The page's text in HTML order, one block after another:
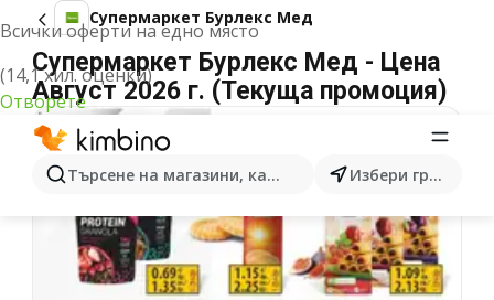
Всички оферти на едно място
(14,1 хил. оценки)
Отворете
Търсене на магазини, категории, продукти...Избери град
Супермаркет Бурлекс Мед
Супермаркет Бурлекс Мед - Цена
Август 2026 г. (Текуща промоция)